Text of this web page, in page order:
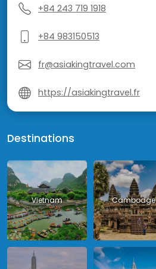
+84 243 719 1918
+84 983150513
fr@asiakingtravel.com
https://asiakingtravel.fr
Destinations
Vietnam Cambodge